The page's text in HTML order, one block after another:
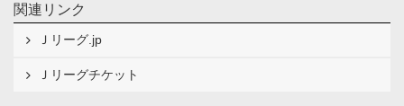
関連リンク
Ｊリーグ.jp
Ｊリーグチケット